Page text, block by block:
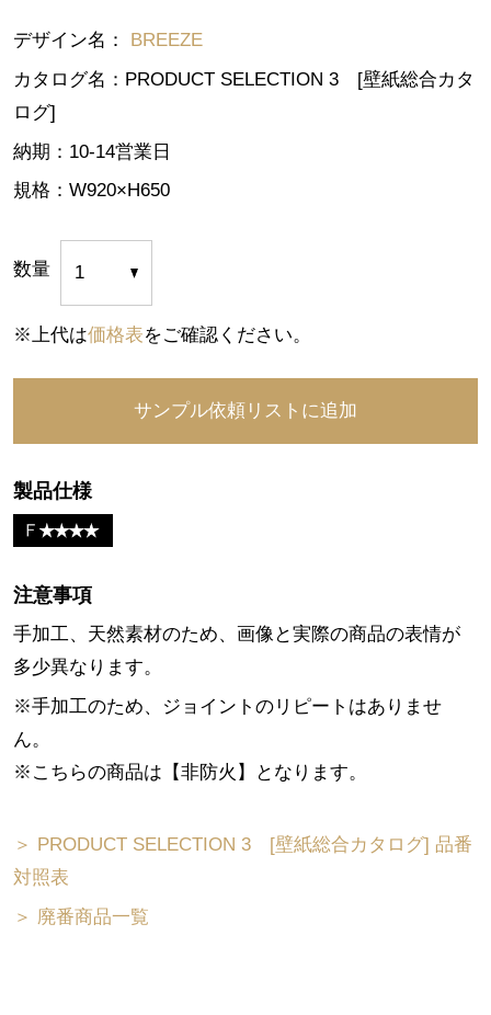
デザイン名： BREEZE
カタログ名： PRODUCT SELECTION 3 [壁紙総合カタ
ログ]
納期： 10-14営業日
規格： W920×H650
数量
※上代は価格表をご確認ください。
製品仕様
注意事項
手加工、天然素材のため、画像と実際の商品の表情が
多少異なります。
※手加工のため、ジョイントのリピートはありませ
ん。
※こちらの商品は【非防火】となります。
＞ PRODUCT SELECTION 3 [壁紙総合カタログ] 品番
対照表
＞ 廃番商品一覧